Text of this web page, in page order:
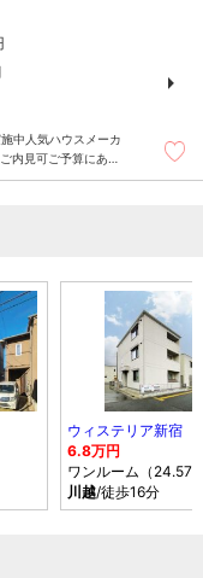
中人気ハウスメーカ
内見可ご予算にあっ
ウィステリア新宿
6.8万円
ワンルーム（24.57
川越/徒歩16分